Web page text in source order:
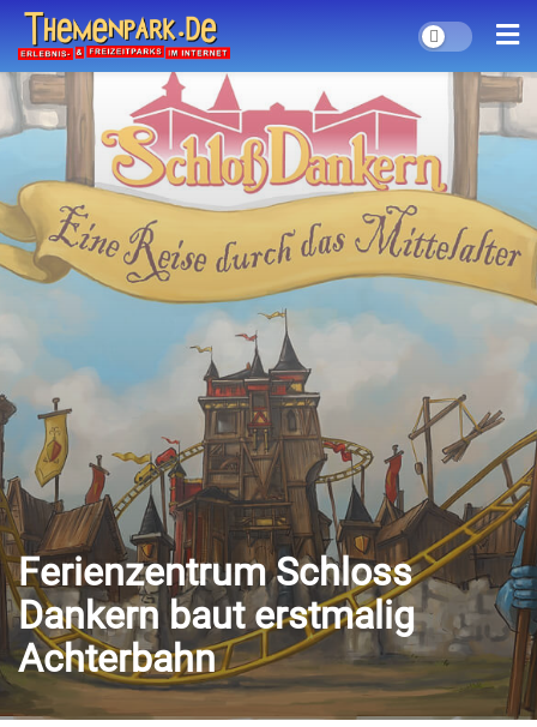
Ferienzentrum Schloss
Dankern baut erstmalig
Achterbahn